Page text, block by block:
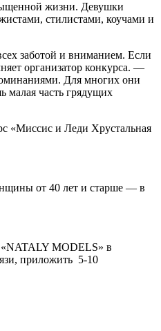
жизни. Девушки
стилистами, коучами и
заботой и вниманием. Если
организатор конкурса. —
Для многих они
малая часть грядущих
«Миссис и Леди Хрустальная
от 40 лет и старше — в
«NATALY MODELS» в
приложить 5-10